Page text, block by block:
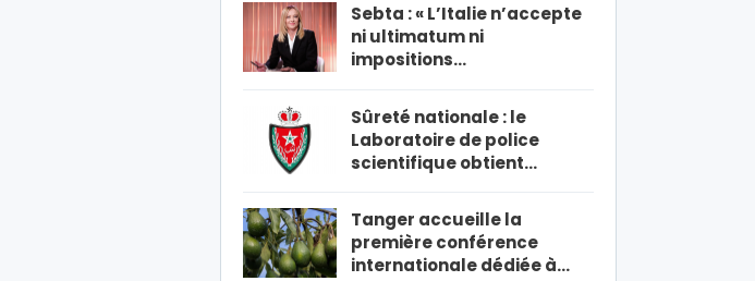
Sebta : « L’Italie n’accepte
ni ultimatum ni
impositions…
Sûreté nationale : le
Laboratoire de police
scientifique obtient…
Tanger accueille la
première conférence
internationale dédiée à…